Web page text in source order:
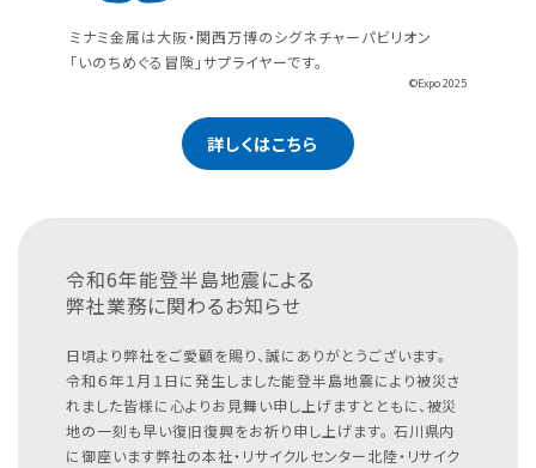
ミナミ金属は大阪・関西万博のシグネチャーパビリオン
「いのちめぐる冒険」サプライヤーです。
©Expo 2025
詳しくはこちら
令和6年能登半島地震による
弊社業務に関わるお知らせ
日頃より弊社をご愛顧を賜り、誠にありがとうございます。
令和６年１月１日に発生しました能登半島地震により被災さ
れました皆様に心よりお見舞い申し上げますとともに、被災
地の一刻も早い復旧復興をお祈り申し上げます。 石川県内
に御座います弊社の本社・リサイクルセンター北陸・リサイク